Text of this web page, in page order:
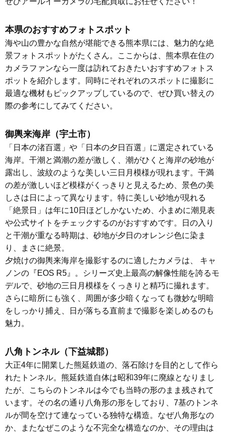
本県のおすすめフォトスポット
海や山の豊かな自然が堪能できる熊本県には、魅力的な絶
景フォトスポットがたくさん。ここからは、熊本県在住の
カメラファンなら一度は訪れておきたいおすすめフォトス
ポットを紹介します。同時にそれぞれのスポットに撮影に
最適な機材もピックアップしているので、ぜひ買い替えの
際の参考にしてみてください。
御輿来海岸（宇土市）
「日本の渚百選」や「日本の夕日百選」に選定されている
海岸。干潮と満潮の差が激しく、潮がひくと海岸の砂地が
露出し、波紋のような美しい三日月模様が現れます。干満
の差が激しいほど模様がくっきりと見えるため、景色の美
しさは日によって異なります。特に美しい砂地が現れる
「絶景日」は年に10日ほどしかないため、小まめに潮見表
や公式サイトをチェックするのがおすすめです。日の入り
と干潮が重なる時期は、砂地が夕日のオレンジ色に染ま
り、まさに絶景。
夕焼けの御輿来海岸を撮影するのに適したカメラは、 キャ
ノンの『EOS R5』。シリーズ史上最高の解像性能を誇るモ
デルで、砂地の三日月模様をくっきりと精巧に撮れます。
さらに暗所にも強く、周囲が多少暗くなっても微妙な明暗
をしっかり捕え、日が落ちる直前まで撮影を楽しめるのも
魅力。
八角トンネル（下益城郡）
大正4年に開業した熊延鉄道の、落石除けを目的として作ら
れたトンネル。熊延鉄道自体は昭和39年に廃線となりまし
たが、こちらのトンネルは今でも当時の形のまま残されて
います。その名の通り八角形の形をしており、7基のトンネ
ルが間を空けて連なっている独特な構造。なぜ八角形なの
か、またなぜこのような不完全な構造なのか、その理由は